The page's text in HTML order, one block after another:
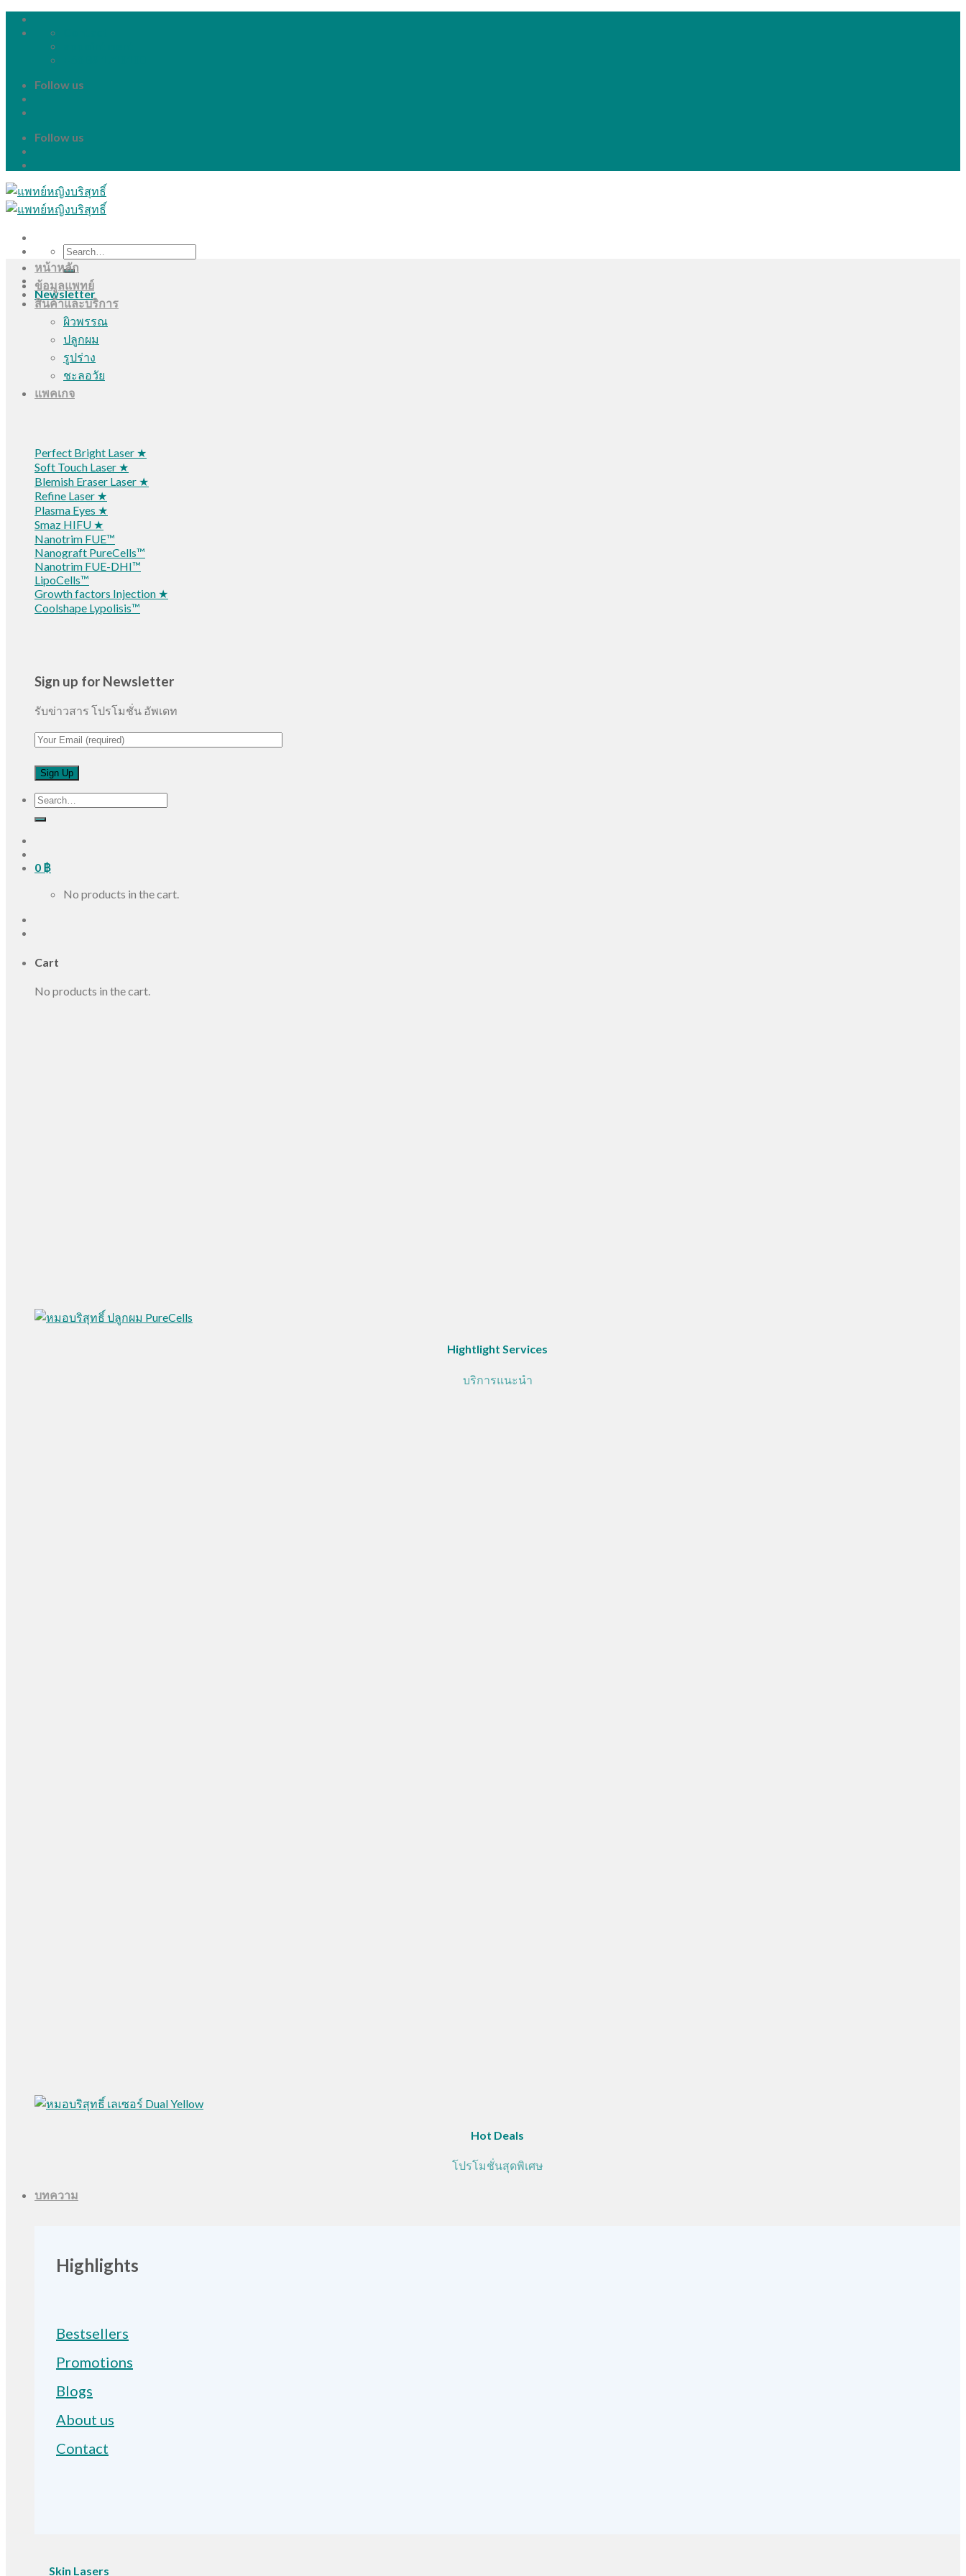
Skip
Follow us
Follow us
Search
for:
Newsletter
Sign up for Newsletter
รับข่าวสาร โปรโมชั่น อัพเดท
Search
for:
0 ฿
No products in the cart.
Cart
No products in the cart.
หน้าหลัก
ข้อมูลแพทย์
สินค้าและบริการ
ผิวพรรณ
ปลูกผม
รูปร่าง
ชะลอวัย
แพคเกจ
Perfect Bright Laser ★
Soft Touch Laser ★
Blemish Eraser Laser ★
Refine Laser ★
Plasma Eyes ★
Smaz HIFU ★
Nanotrim FUE™
Nanograft PureCells™
Nanotrim FUE-DHI™
LipoCells™
Growth factors Injection ★
Coolshape Lypolisis™
Hightlight Services
บริการแนะนำ
Hot Deals
โปรโมชั่นสุดพิเศษ
บทความ
Highlights
Bestsellers
Promotions
Blogs
About us
Contact
Skin Lasers